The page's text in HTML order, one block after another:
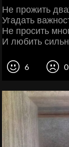
Не прожить
Угадать
Не просить
И любить
6 0